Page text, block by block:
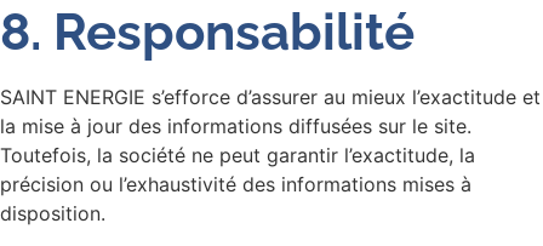
8. Responsabilité
SAINT ENERGIE s’efforce d’assurer au mieux l’exactitude et
la mise à jour des informations diffusées sur le site.
Toutefois, la société ne peut garantir l’exactitude, la
précision ou l’exhaustivité des informations mises à
disposition.